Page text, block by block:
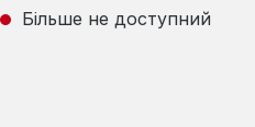
Більше не доступний